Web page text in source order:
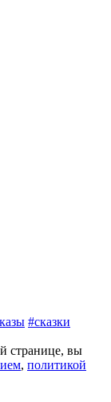
#сказки
странице, вы
, политикой